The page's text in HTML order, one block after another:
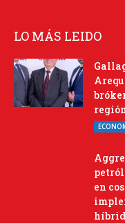
LO MÁS LEIDO
en